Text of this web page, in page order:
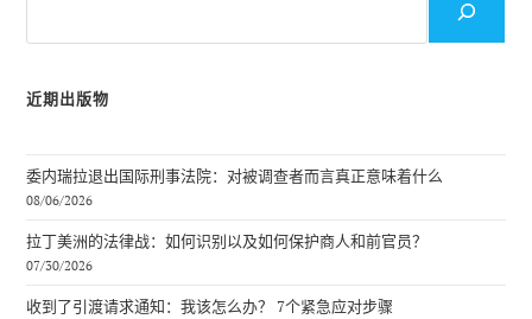
近期出版物
委内瑞拉退出国际刑事法院：对被调查者而言真正意味着什么
08/06/2026
拉丁美洲的法律战：如何识别以及如何保护商人和前官员？
07/30/2026
收到了引渡请求通知：我该怎么办？ 7个紧急应对步骤